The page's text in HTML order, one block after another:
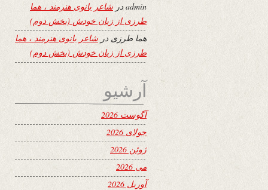
adminدر شاعر بانوی هنرمند ، هما
طرزی از زبان خودش (بخش دوم)
هما طرزی در شاعر بانوی هنرمند ، هما
طرزی از زبان خودش (بخش دوم)
آرشیو
آگوست 2026
جولای 2026
ژوئن 2026
می 2026
آوریل 2026